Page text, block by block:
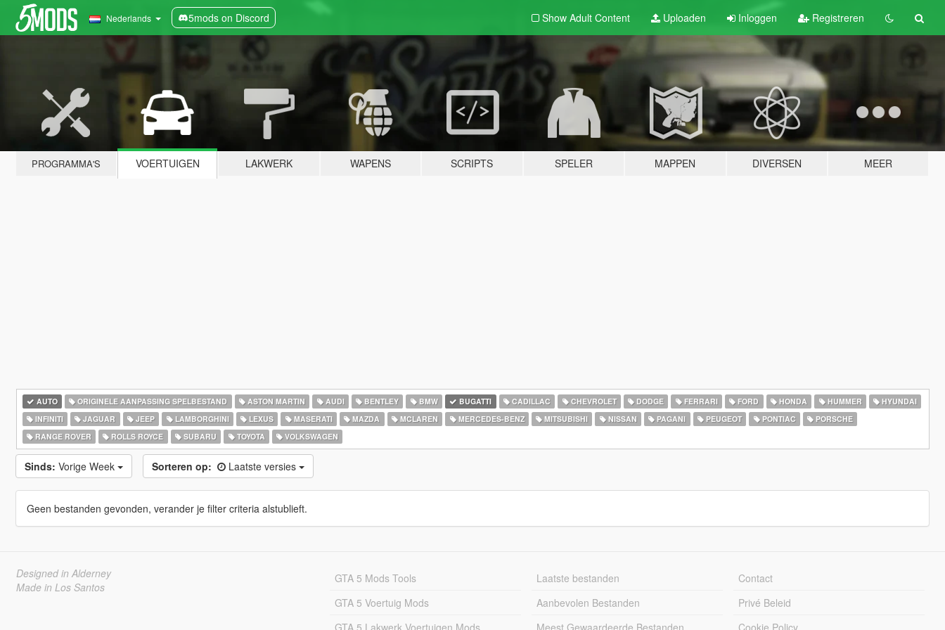
Nederlands 5mods on Discord Show Adult Content Uploaden Inloggen Registreren
PROGRAMMA'S VOERTUIGEN LAKWERK WAPENS SCRIPTS SPELER MAPPEN DIVERSEN MEER
AUTO ORIGINELE AANPASSING SPELBESTAND ASTON MARTIN AUDI BENTLEY BMW BUGATTI CADILLAC CHEVROLET DODGE FERRARI FORD HONDA HUMMER
HYUNDAI
INFINITI
JAGUAR JEEP LAMBORGHINI LEXUS MASERATI MAZDA MCLAREN MERCEDES-BENZ MITSUBISHI NISSAN PAGANI PEUGEOT PONTIAC
PORSCHE
RANGE ROVER
ROLLS ROYCE SUBARU TOYOTA VOLKSWAGEN
Sinds: Vorige Week Sorteren op: Laatste versies
Geen bestanden gevonden, verander je filter criteria alstublieft.
Designed in Alderney
Made in Los Santos
GTA 5 Mods Tools
GTA 5 Voertuig Mods
GTA 5 Lakwerk Voertuigen Mods
Laatste bestanden
Aanbevolen Bestanden
Meest Gewaardeerde Bestanden
Contact
Privé Beleid
Cookie Policy